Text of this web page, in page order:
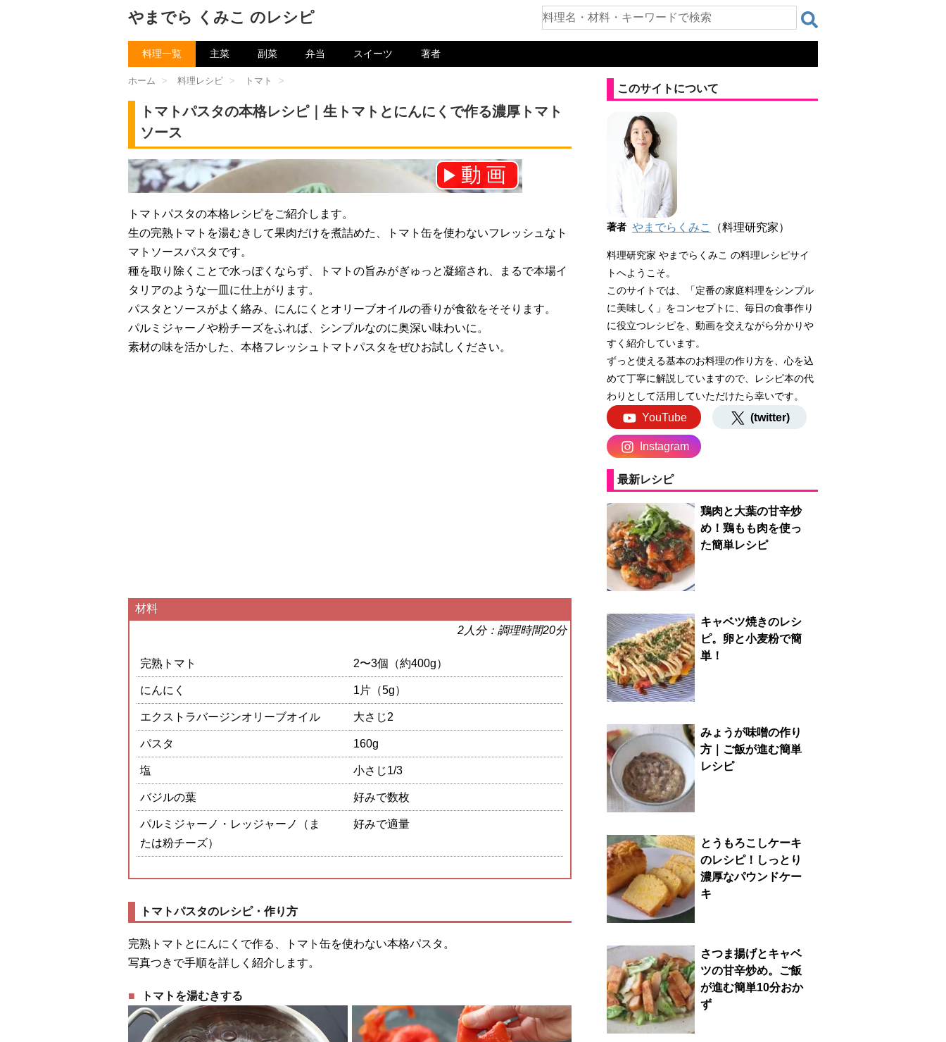
やまでら くみこ のレシピ
料理一覧 主菜 副菜 弁当 スイーツ 著者
ホーム > 料理レシピ > トマト >
トマトパスタの本格レシピ｜生トマトとにんにくで作る濃厚トマト
ソース
動画
チャンネル登録をお願いします！⇒
トマトパスタの本格レシピをご紹介します。
生の完熟トマトを湯むきして果肉だけを煮詰めた、トマト缶を使わないフレッシュなト
マトソースパスタです。
種を取り除くことで水っぽくならず、トマトの旨みがぎゅっと凝縮され、まるで本場イ
タリアのような一皿に仕上がります。
パスタとソースがよく絡み、にんにくとオリーブオイルの香りが食欲をそそります。
パルミジャーノや粉チーズをふれば、シンプルなのに奥深い味わいに。
素材の味を活かした、本格フレッシュトマトパスタをぜひお試しください。
材料
2人分：調理時間20分
完熟トマト 2〜3個（約400g）
にんにく 1片（5g）
エクストラバージンオリーブオイル 大さじ2
パスタ 160g
塩 小さじ1/3
バジルの葉 好みで数枚
パルミジャーノ・レッジャーノ（ま
たは粉チーズ）
好みで適量
トマトパスタのレシピ・作り方
完熟トマトとにんにくで作る、トマト缶を使わない本格パスタ。
写真つきで手順を詳しく紹介します。
トマトを湯むきする
このサイトについて
著者 やまでらくみこ （料理研究家）
料理研究家 やまでらくみこ の料理レシピサイ
トへようこそ。
このサイトでは、「定番の家庭料理をシンプル
に美味しく」をコンセプトに、毎日の食事作り
に役立つレシピを、動画を交えながら分かりや
すく紹介しています。
ずっと使える基本のお料理の作り方を、心を込
めて丁寧に解説していますので、レシピ本の代
わりとして活用していただけたら幸いです。
YouTube (twitter)
Instagram
最新レシピ
鶏肉と大葉の甘辛炒
め！鶏もも肉を使っ
た簡単レシピ
キャベツ焼きのレシ
ピ。卵と小麦粉で簡
単！
みょうが味噌の作り
方｜ご飯が進む簡単
レシピ
とうもろこしケーキ
のレシピ！しっとり
濃厚なパウンドケー
キ
さつま揚げとキャベ
ツの甘辛炒め。ご飯
が進む簡単10分おか
ず